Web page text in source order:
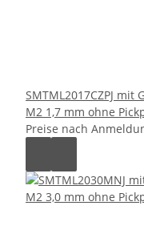
SMTML2017CZPJ mit
M2 1,7 mm ohne
Preise nach